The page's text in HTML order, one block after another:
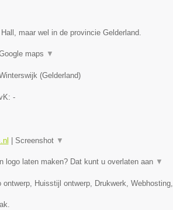
maar wel in de provincie Gelderland.
maps ▼
(Gelderland)
-
Screenshot ▼
logo laten maken? Dat kunt u overlaten aan ▼
Huisstijl ontwerp, Drukwerk, Webhosting,